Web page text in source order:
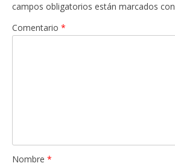
campos obligatorios están marcados con
Comentario *
Nombre *